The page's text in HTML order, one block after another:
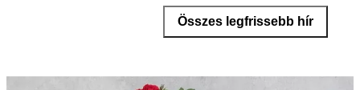
Összes legfrissebb hír